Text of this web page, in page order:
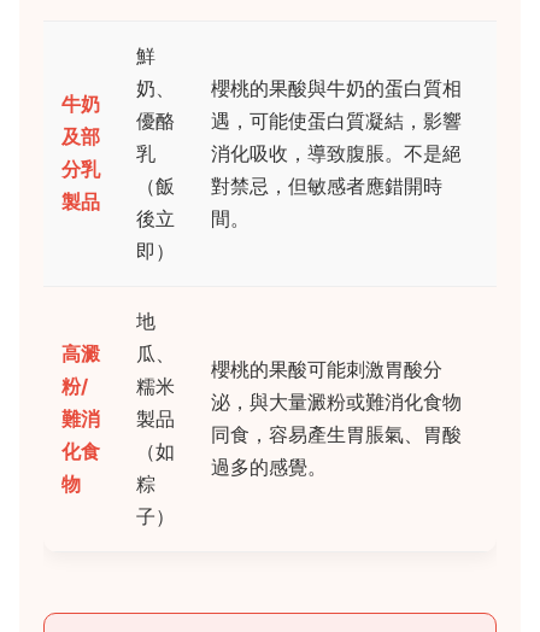
牛奶
及部
分乳
製品
鮮
奶、
優酪
乳
（飯
後立
即）
櫻桃的果酸與牛奶的蛋白質相
遇，可能使蛋白質凝結，影響
消化吸收，導致腹脹。不是絕
對禁忌，但敏感者應錯開時
間。
高澱
粉/
難消
化食
物
地
瓜、
糯米
製品
（如
粽
子）
櫻桃的果酸可能刺激胃酸分
泌，與大量澱粉或難消化食物
同食，容易產生胃脹氣、胃酸
過多的感覺。